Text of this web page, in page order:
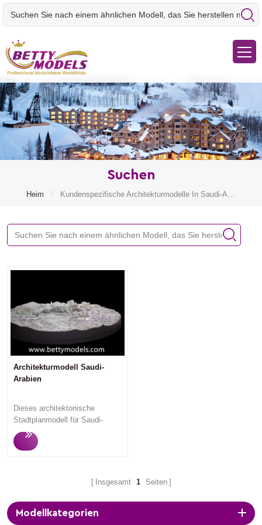
Suchen
Heim /
Architekturmodell Saudi-
Arabien
Dieses architektonische
Stadtplanmodell für Saudi-
Arabien hat ein Wunder
geschaffen. Das sehr
architektonischen Maßstab und
die Raumgestaltung zwischen
Insgesamt 1 Seiten
Modellkategorien